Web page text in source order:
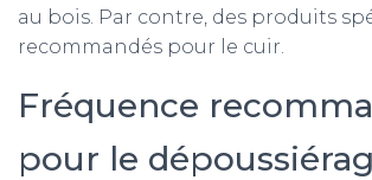
au bois. Par contre, des produits
recommandés pour le cuir.
Fréquence
pour le